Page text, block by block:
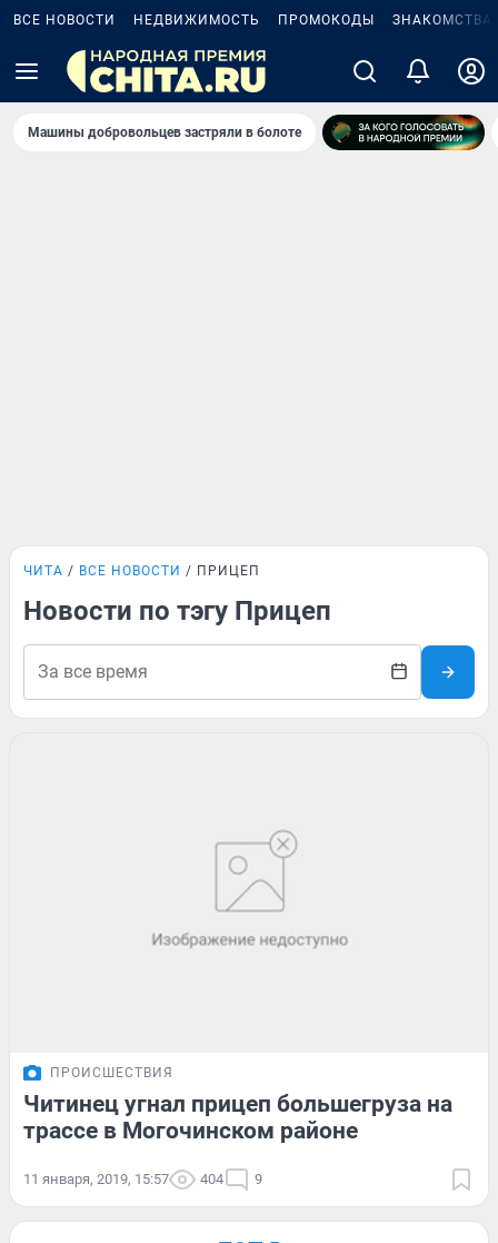
ВСЕ НОВОСТИ НЕДВИЖИМОСТЬ ПРОМОКОДЫ ЗНАКОМСТВА
Машины добровольцев застряли в болоте
ЧИТА ВСЕ НОВОСТИ ПРИЦЕП
Новости по тэгу Прицеп
ПРОИСШЕСТВИЯ
Читинец угнал прицеп большегруза на
трассе в Могочинском районе
11 января, 2019, 15:57 404 9